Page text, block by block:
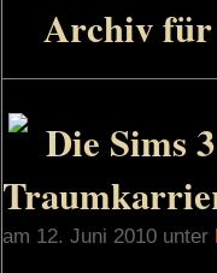
Archiv für
Die Sims 3
am 12. Juni 2010 unter